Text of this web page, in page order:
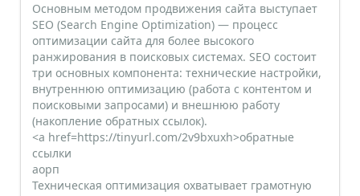
Основным методом продвижения сайта выступает
SEO (Search Engine Optimization) — процесс
оптимизации сайта для более высокого
ранжирования в поисковых системах. SEO состоит
три основных компонента: технические настройки,
внутреннюю оптимизацию (работа с контентом и
поисковыми запросами) и внешнюю работу
(накопление обратных ссылок).
<a href=https://tinyurl.com/2v9bxuxh>обратные
ссылки
аорп
Техническая оптимизация охватывает грамотную